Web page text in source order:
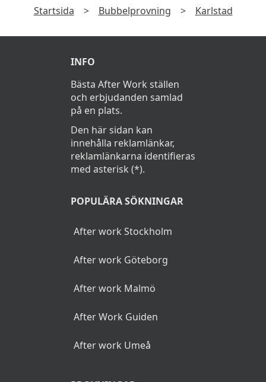
Startsida > Bubbelprovning > Karlstad
INFO
Bästa After Work ställen
och erbjudanden samlad
på en plats.
Den här sidan kan
innehålla reklamlänkar,
reklamlänkarna identifieras
med asterisk (*).
POPULÄRA SÖKNINGAR
After work Stockholm
After work Göteborg
After work Malmö
After Work Guiden
After work Umeå